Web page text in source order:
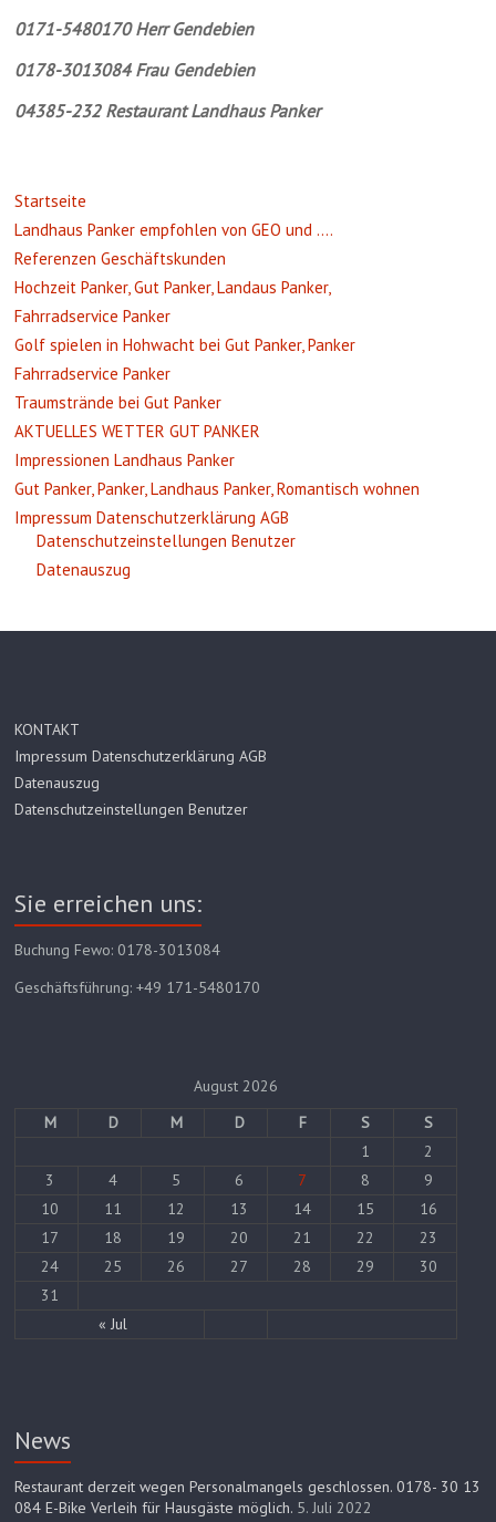
0171-5480170 Herr Gendebien
0178-3013084 Frau Gendebien
04385-232 Restaurant Landhaus Panker
Startseite
Landhaus Panker empfohlen von GEO und ….
Referenzen Geschäftskunden
Hochzeit Panker, Gut Panker, Landaus Panker,
Fahrradservice Panker
Golf spielen in Hohwacht bei Gut Panker, Panker
Fahrradservice Panker
Traumstrände bei Gut Panker
AKTUELLES WETTER GUT PANKER
Impressionen Landhaus Panker
Gut Panker, Panker, Landhaus Panker, Romantisch wohnen
Impressum Datenschutzerklärung AGB
Datenschutzeinstellungen Benutzer
Datenauszug
KONTAKT
Impressum Datenschutzerklärung AGB
Datenauszug
Datenschutzeinstellungen Benutzer
Sie erreichen uns:
Buchung Fewo: 0178-3013084
Geschäftsführung: +49 171-5480170
August 2026
M
D M D F S S
« Jul
1
2
3
4 5 6 7 8
9
10
11 12 13 14 15
16
17
18 19 20 21 22
23
24
25 26 27 28 29
30
31
News
Restaurant derzeit wegen Personalmangels geschlossen. 0178- 30 13
084 E-Bike Verleih für Hausgäste möglich. 5. Juli 2022